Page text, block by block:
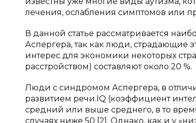
лечения, ослабления симптомов или
В данной статье рассматривается
Аспергера, так как люди, страдающие
интерес для экономики некоторых
расстройством) составляют около 20 %.
Люди с синдромом Аспергера, в
развитием речи.IQ (коэффициент
средний или выше среднего, в то
случаях ниже 50 [2]. Однако, как и у